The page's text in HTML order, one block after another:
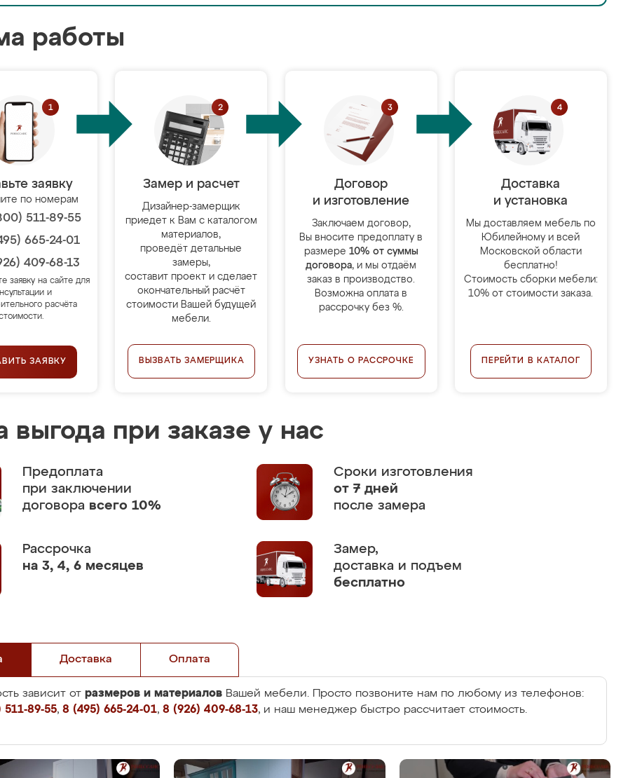
работы
заявку
по номерам
511-89-55
665-24-01
409-68-13
заявку на сайте для
и
расчёта
ЗАЯВКУ
Замер и расчет
Дизайнер-замерщик
приедет к Вам с каталогом
материалов,
проведёт детальные
замеры,
составит проект и сделает
окончательный расчёт
стоимости Вашей будущей
мебели.
ВЫЗВАТЬ ЗАМЕРЩИКА
Договор
и изготовление
Заключаем договор,
Вы вносите предоплату в
размере 10% от суммы
договора, и мы отдаём
заказ в производство.
Возможна оплата в
рассрочку без %.
УЗНАТЬ О РАССРОЧКЕ
Доставка
и установка
Мы доставляем мебель по
Юбилейному и всей
Московской области
бесплатно!
Стоимость сборки мебели:
10% от стоимости заказа.
ПЕРЕЙТИ В КАТАЛОГ
выгода при заказе у нас
Предоплата
при заключении
договора всего 10%
Сроки изготовления
от 7 дней
после замера
Рассрочка
на 3, 4, 6 месяцев
Замер,
доставка и подъем
бесплатно
Доставка Оплата
зависит от размеров и материалов Вашей мебели. Просто позвоните нам по любому из телефонов:
89-55, 8 (495) 665-24-01, 8 (926) 409-68-13, и наш менеджер быстро рассчитает стоимость.